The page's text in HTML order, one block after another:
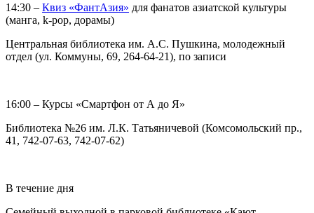
14:30 – Квиз «ФантАзия» для фанатов азиатской культуры
(манга, k-pop, дорамы)
Центральная библиотека им. А.С. Пушкина, молодежный
отдел (ул. Коммуны, 69, 264-64-21), по записи
16:00 – Курсы «Смартфон от А до Я»
Библиотека №26 им. Л.К. Татьяничевой (Комсомольский пр.,
41, 742-07-63, 742-07-62)
В течение дня